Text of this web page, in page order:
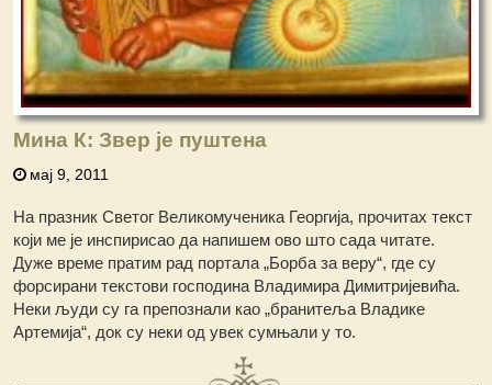
Мина К: Звер је пуштена
мај 9, 2011
На празник Светог Великомученика Георгија, прочитах текст
који ме је инспирисао да напишем ово што сада читате.
Дуже време пратим рад портала „Борба за веру“, где су
форсирани текстови господина Владимира Димитријевића.
Неки људи су га препознали као „бранитеља Владике
Артемија“, док су неки од увек сумњали у то.